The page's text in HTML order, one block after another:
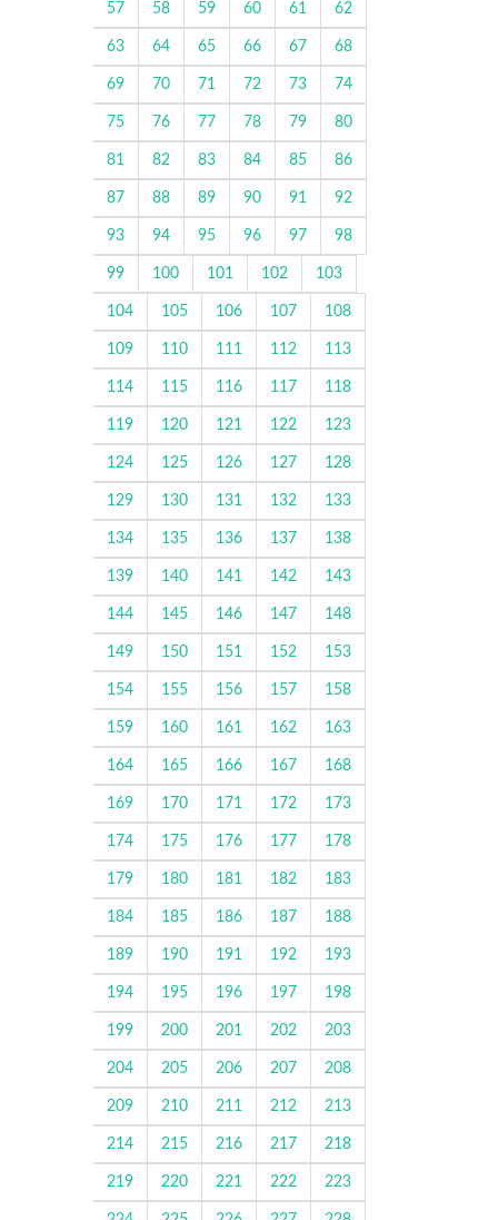
57 58 59 60 61 62
63 64 65 66 67 68
69 70 71 72 73 74
75 76 77 78 79 80
81 82 83 84 85 86
87 88 89 90 91 92
93 94 95 96 97 98
99 100 101 102 103
104 105 106 107 108
109 110 111 112 113
114 115 116 117 118
119 120 121 122 123
124 125 126 127 128
129 130 131 132 133
134 135 136 137 138
139 140 141 142 143
144 145 146 147 148
149 150 151 152 153
154 155 156 157 158
159 160 161 162 163
164 165 166 167 168
169 170 171 172 173
174 175 176 177 178
179 180 181 182 183
184 185 186 187 188
189 190 191 192 193
194 195 196 197 198
199 200 201 202 203
204 205 206 207 208
209 210 211 212 213
214 215 216 217 218
219 220 221 222 223